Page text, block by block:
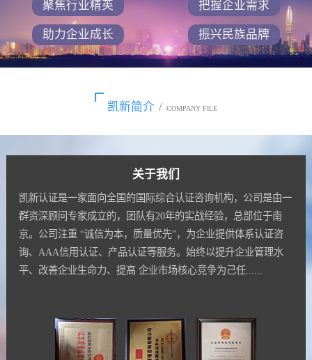
聚焦行业精英 把握企业需求
助力企业成长 振兴民族品牌
凯新简介 / COMPANY FILE
关于我们
凯新认证是一家面向全国的国际综合认证咨询机构，公司是由一
群资深顾问专家成立的，团队有20年的实战经验，总部位于南
京。公司注重 “诚信为本，质量优先”，为企业提供体系认证咨
询、AAA信用认证、产品认证等服务。始终以提升企业管理水
平、改善企业生命力、提高 企业市场核心竞争为己任......